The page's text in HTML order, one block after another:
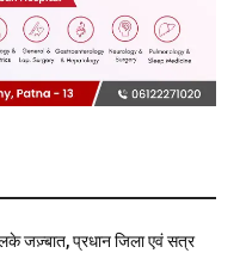
जज़्बात, प्रधान जिला एवं सत्र